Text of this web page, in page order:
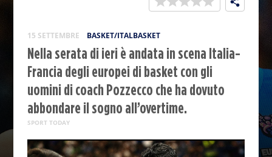
15 SETTEMBRE BASKET/ITALBASKET
Nella serata di ieri è andata in scena Italia-
Francia degli europei di basket con gli
uomini di coach Pozzecco che ha dovuto
abbondare il sogno all’overtime.
SPORT TODAY